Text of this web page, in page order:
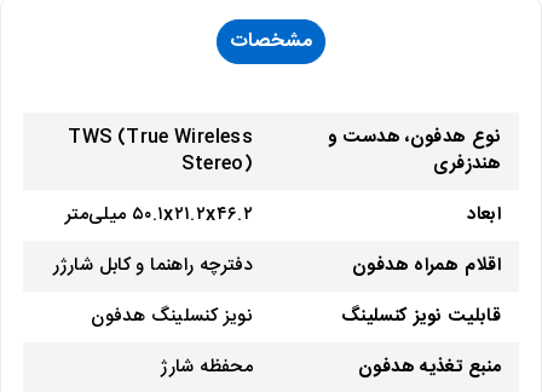
مشخصات
نوع هدفون، هدست و
هندزفری
TWS (True Wireless
Stereo)
ابعاد
۵۰.۱x۲۱.۲x۴۶.۲ میلی‌متر
اقلام همراه هدفون
دفترچه راهنما و کابل شارژر
قابلیت نویز کنسلینگ
نویز کنسلینگ هدفون
منبع تغذیه هدفون
محفظه شارژ